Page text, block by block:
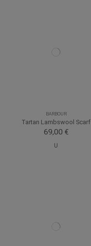
BARBOUR
Tartan Lambswool Scarf
69,00 €
U